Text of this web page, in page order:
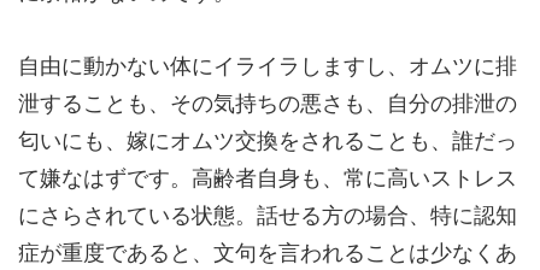
自由に動かない体にイライラしますし、オムツに排
泄することも、その気持ちの悪さも、自分の排泄の
匂いにも、嫁にオムツ交換をされることも、誰だっ
て嫌なはずです。高齢者自身も、常に高いストレス
にさらされている状態。話せる方の場合、特に認知
症が重度であると、文句を言われることは少なくあ